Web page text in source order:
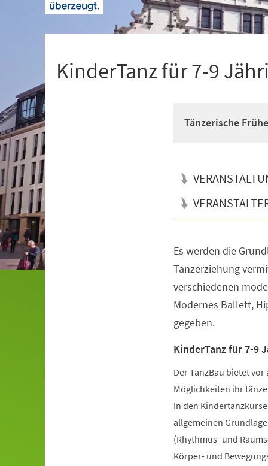
KinderTanz für 7-9
Tänzerische
Es werden die
Tanzerziehung
verschiedenen
Modernes Ballett,
gegeben.
KinderTanz für 7-9
Der TanzBau bietet
Möglichkeiten ihr
In den
allgemeinen
(Rhythmus- und
Körper- und